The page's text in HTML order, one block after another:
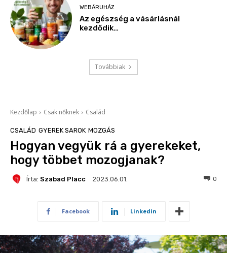
WEBÁRUHÁZ
Az egészség a vásárlásnál
kezdődik…
Továbbiak